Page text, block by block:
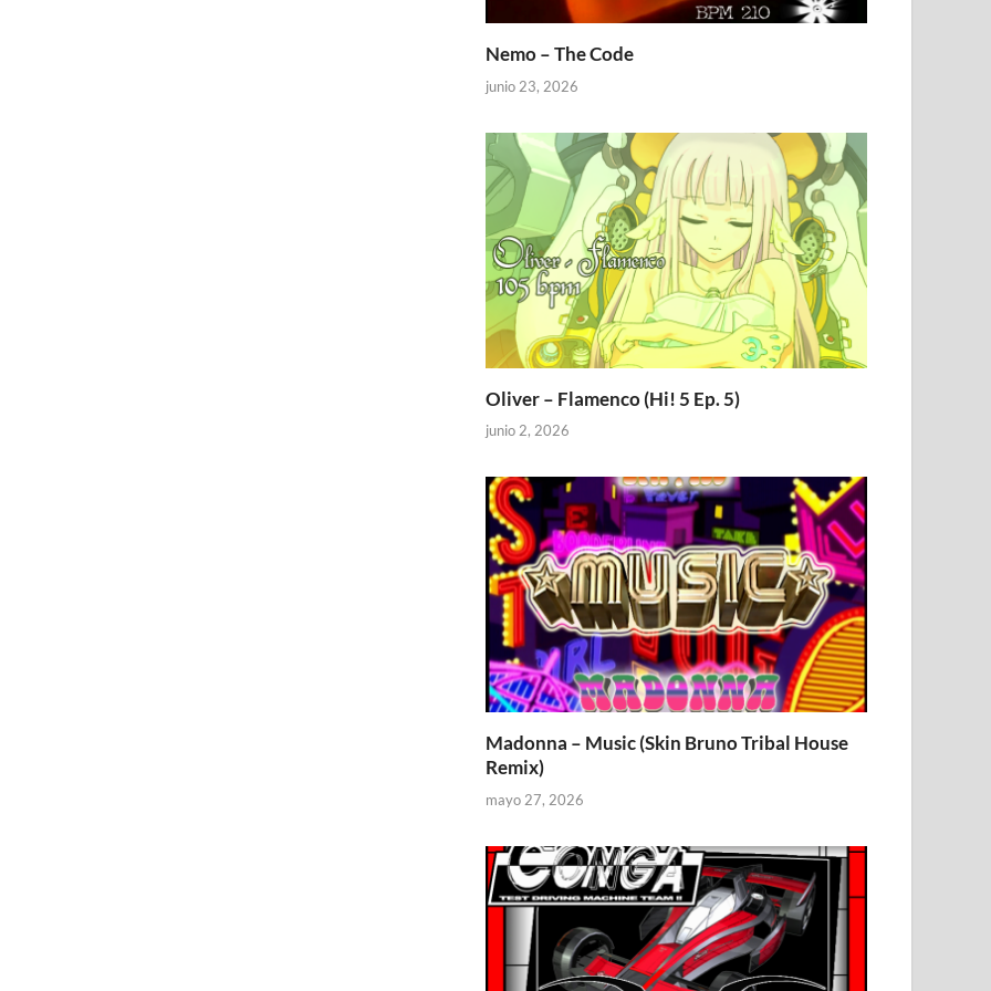
Nemo – The Code
junio 23, 2026
Oliver – Flamenco (Hi! 5 Ep. 5)
junio 2, 2026
Madonna – Music (Skin Bruno Tribal House
Remix)
mayo 27, 2026